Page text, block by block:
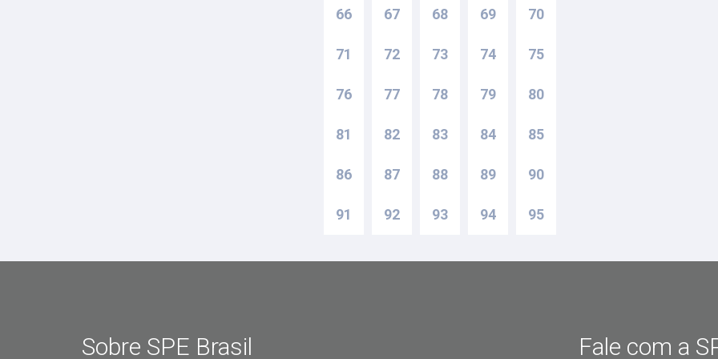
66 67 68 69 70
71 72 73 74 75
76 77 78 79 80
81 82 83 84 85
86 87 88 89 90
91 92 93 94 95
Sobre SPE Brasil Fale com a